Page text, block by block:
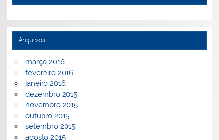
Arquivos
março 2016
fevereiro 2016
janeiro 2016
dezembro 2015
novembro 2015
outubro 2015
setembro 2015
agosto 2015